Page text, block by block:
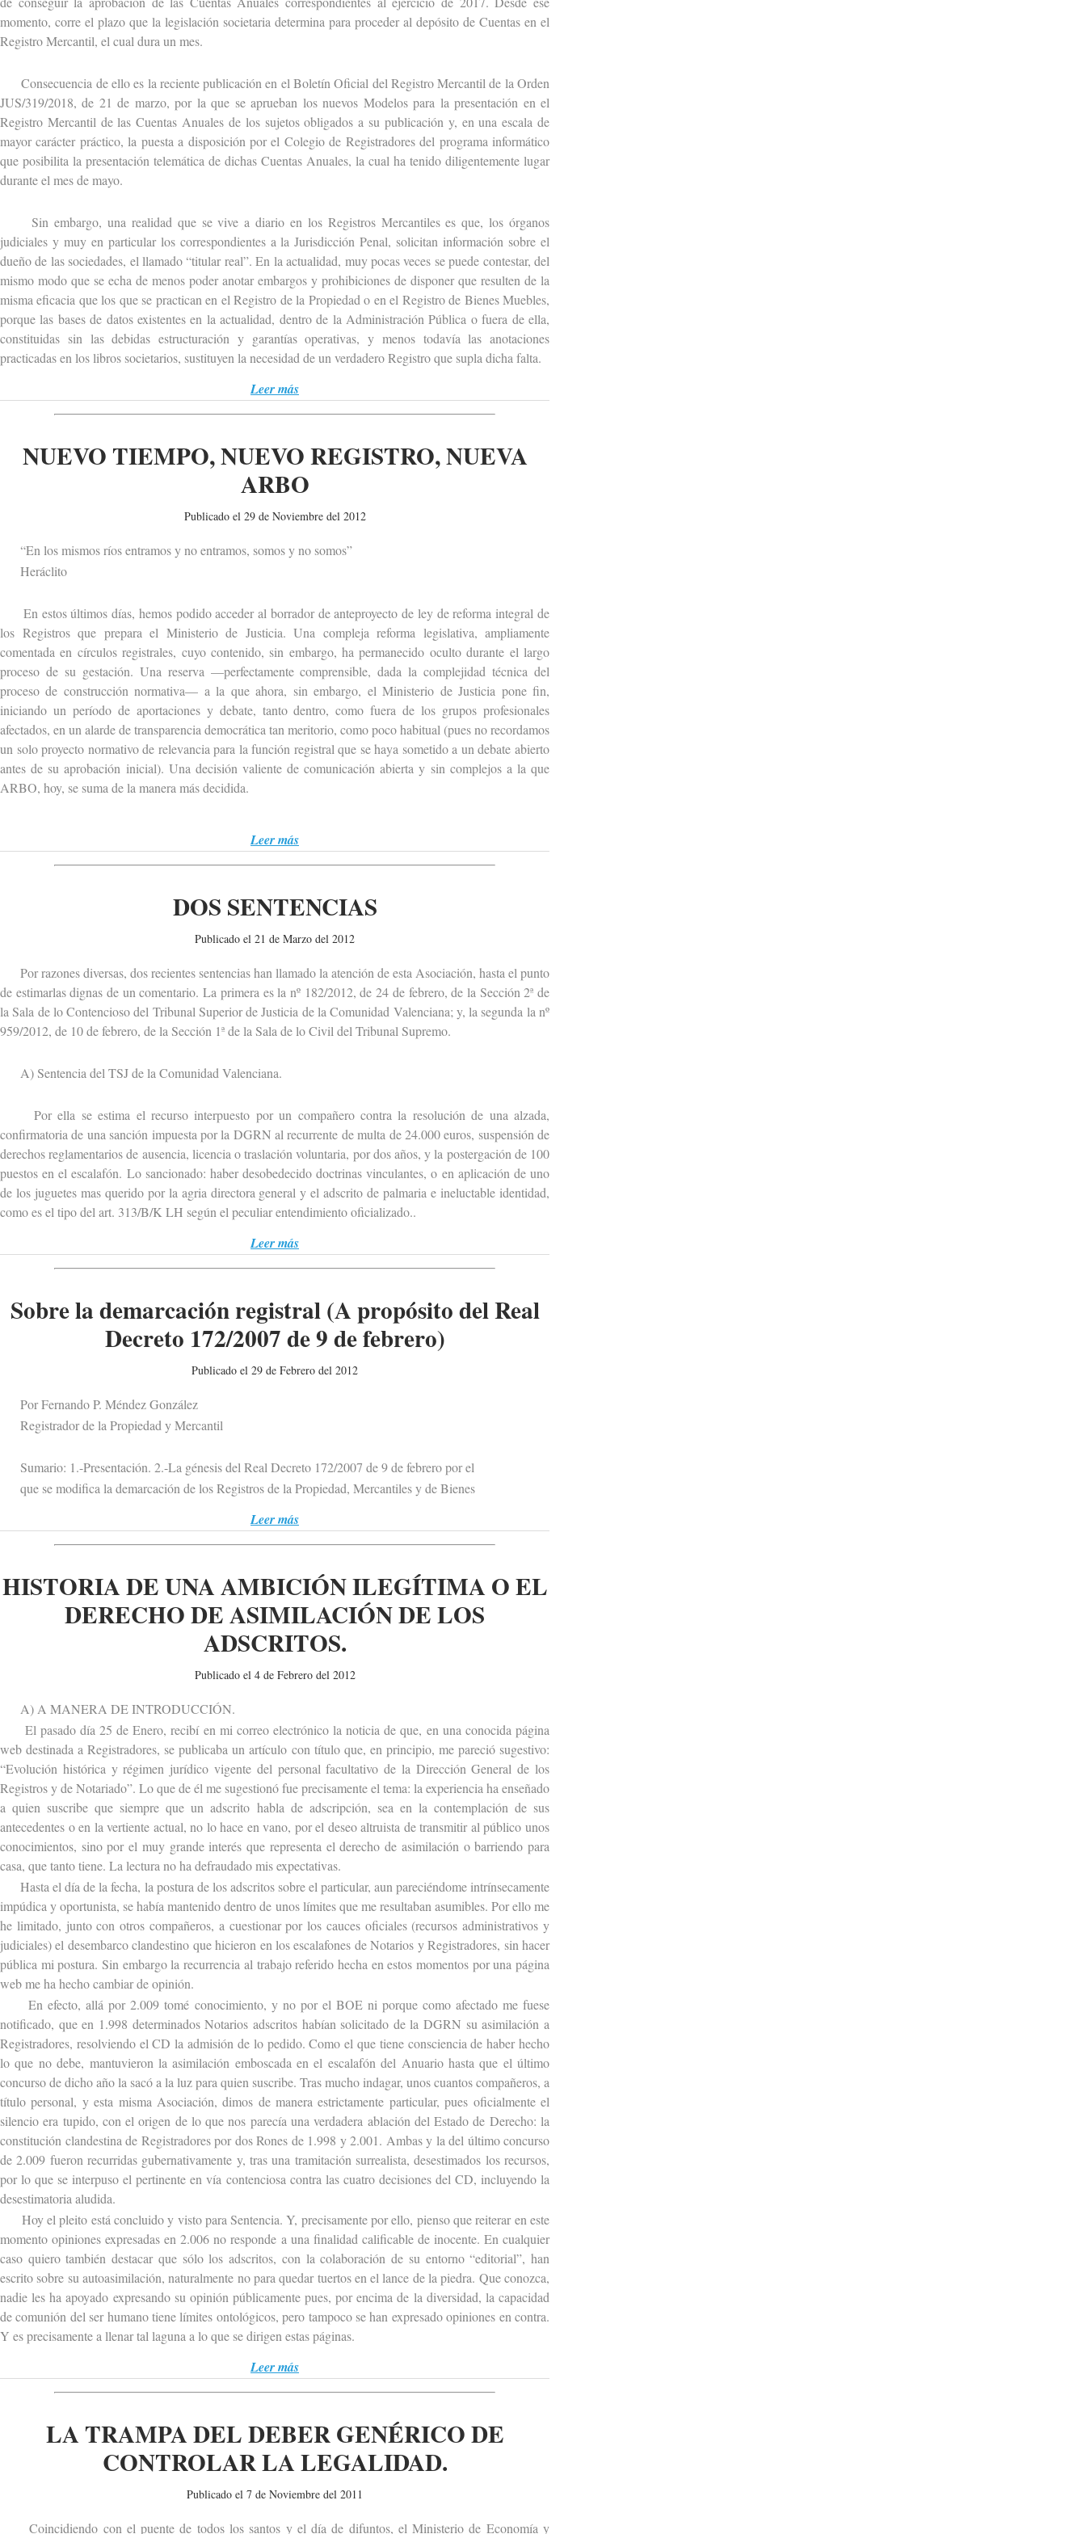
momento, corre el plazo que la legislación societaria determina para proceder al depósito de Cuentas en el
Registro Mercantil, el cual dura un mes.
Consecuencia de ello es la reciente publicación en el Boletín Oficial del Registro Mercantil de la Orden
JUS/319/2018, de 21 de marzo, por la que se aprueban los nuevos Modelos para la presentación en el
Registro Mercantil de las Cuentas Anuales de los sujetos obligados a su publicación y, en una escala de
mayor carácter práctico, la puesta a disposición por el Colegio de Registradores del programa informático
que posibilita la presentación telemática de dichas Cuentas Anuales, la cual ha tenido diligentemente lugar
durante el mes de mayo.
Sin embargo, una realidad que se vive a diario en los Registros Mercantiles es que, los órganos
judiciales y muy en particular los correspondientes a la Jurisdicción Penal, solicitan información sobre el
dueño de las sociedades, el llamado “titular real”. En la actualidad, muy pocas veces se puede contestar, del
mismo modo que se echa de menos poder anotar embargos y prohibiciones de disponer que resulten de la
misma eficacia que los que se practican en el Registro de la Propiedad o en el Registro de Bienes Muebles,
porque las bases de datos existentes en la actualidad, dentro de la Administración Pública o fuera de ella,
constituidas sin las debidas estructuración y garantías operativas, y menos todavía las anotaciones
practicadas en los libros societarios, sustituyen la necesidad de un verdadero Registro que supla dicha falta.
Leer más
NUEVO TIEMPO, NUEVO REGISTRO, NUEVA
ARBO
Publicado el 29 de Noviembre del 2012
“En los mismos ríos entramos y no entramos, somos y no somos”
Heráclito
En estos últimos días, hemos podido acceder al borrador de anteproyecto de ley de reforma integral de
los Registros que prepara el Ministerio de Justicia. Una compleja reforma legislativa, ampliamente
comentada en círculos registrales, cuyo contenido, sin embargo, ha permanecido oculto durante el largo
proceso de su gestación. Una reserva —perfectamente comprensible, dada la complejidad técnica del
proceso de construcción normativa— a la que ahora, sin embargo, el Ministerio de Justicia pone fin,
iniciando un período de aportaciones y debate, tanto dentro, como fuera de los grupos profesionales
afectados, en un alarde de transparencia democrática tan meritorio, como poco habitual (pues no recordamos
un solo proyecto normativo de relevancia para la función registral que se haya sometido a un debate abierto
antes de su aprobación inicial). Una decisión valiente de comunicación abierta y sin complejos a la que
ARBO, hoy, se suma de la manera más decidida.
Leer más
DOS SENTENCIAS
Publicado el 21 de Marzo del 2012
Por razones diversas, dos recientes sentencias han llamado la atención de esta Asociación, hasta el punto
de estimarlas dignas de un comentario. La primera es la nº 182/2012, de 24 de febrero, de la Sección 2ª de
la Sala de lo Contencioso del Tribunal Superior de Justicia de la Comunidad Valenciana; y, la segunda la nº
959/2012, de 10 de febrero, de la Sección 1ª de la Sala de lo Civil del Tribunal Supremo.
A) Sentencia del TSJ de la Comunidad Valenciana.
Por ella se estima el recurso interpuesto por un compañero contra la resolución de una alzada,
confirmatoria de una sanción impuesta por la DGRN al recurrente de multa de 24.000 euros, suspensión de
derechos reglamentarios de ausencia, licencia o traslación voluntaria, por dos años, y la postergación de 100
puestos en el escalafón. Lo sancionado: haber desobedecido doctrinas vinculantes, o en aplicación de uno
de los juguetes mas querido por la agria directora general y el adscrito de palmaria e ineluctable identidad,
como es el tipo del art. 313/B/K LH según el peculiar entendimiento oficializado..
Leer más
Sobre la demarcación registral (A propósito del Real
Decreto 172/2007 de 9 de febrero)
Publicado el 29 de Febrero del 2012
Por Fernando P. Méndez González
Registrador de la Propiedad y Mercantil
Sumario: 1.-Presentación. 2.-La génesis del Real Decreto 172/2007 de 9 de febrero por el
que se modifica la demarcación de los Registros de la Propiedad, Mercantiles y de Bienes
Leer más
HISTORIA DE UNA AMBICIÓN ILEGÍTIMA O EL
DERECHO DE ASIMILACIÓN DE LOS
ADSCRITOS.
Publicado el 4 de Febrero del 2012
A) A MANERA DE INTRODUCCIÓN.
El pasado día 25 de Enero, recibí en mi correo electrónico la noticia de que, en una conocida página
web destinada a Registradores, se publicaba un artículo con título que, en principio, me pareció sugestivo:
“Evolución histórica y régimen jurídico vigente del personal facultativo de la Dirección General de los
Registros y de Notariado”. Lo que de él me sugestionó fue precisamente el tema: la experiencia ha enseñado
a quien suscribe que siempre que un adscrito habla de adscripción, sea en la contemplación de sus
antecedentes o en la vertiente actual, no lo hace en vano, por el deseo altruista de transmitir al público unos
conocimientos, sino por el muy grande interés que representa el derecho de asimilación o barriendo para
casa, que tanto tiene. La lectura no ha defraudado mis expectativas.
Hasta el día de la fecha, la postura de los adscritos sobre el particular, aun pareciéndome intrínsecamente
impúdica y oportunista, se había mantenido dentro de unos límites que me resultaban asumibles. Por ello me
he limitado, junto con otros compañeros, a cuestionar por los cauces oficiales (recursos administrativos y
judiciales) el desembarco clandestino que hicieron en los escalafones de Notarios y Registradores, sin hacer
pública mi postura. Sin embargo la recurrencia al trabajo referido hecha en estos momentos por una página
web me ha hecho cambiar de opinión.
En efecto, allá por 2.009 tomé conocimiento, y no por el BOE ni porque como afectado me fuese
notificado, que en 1.998 determinados Notarios adscritos habían solicitado de la DGRN su asimilación a
Registradores, resolviendo el CD la admisión de lo pedido. Como el que tiene consciencia de haber hecho
lo que no debe, mantuvieron la asimilación emboscada en el escalafón del Anuario hasta que el último
concurso de dicho año la sacó a la luz para quien suscribe. Tras mucho indagar, unos cuantos compañeros, a
título personal, y esta misma Asociación, dimos de manera estrictamente particular, pues oficialmente el
silencio era tupido, con el origen de lo que nos parecía una verdadera ablación del Estado de Derecho: la
constitución clandestina de Registradores por dos Rones de 1.998 y 2.001. Ambas y la del último concurso
de 2.009 fueron recurridas gubernativamente y, tras una tramitación surrealista, desestimados los recursos,
por lo que se interpuso el pertinente en vía contenciosa contra las cuatro decisiones del CD, incluyendo la
desestimatoria aludida.
Hoy el pleito está concluido y visto para Sentencia. Y, precisamente por ello, pienso que reiterar en este
momento opiniones expresadas en 2.006 no responde a una finalidad calificable de inocente. En cualquier
caso quiero también destacar que sólo los adscritos, con la colaboración de su entorno “editorial”, han
escrito sobre su autoasimilación, naturalmente no para quedar tuertos en el lance de la piedra. Que conozca,
nadie les ha apoyado expresando su opinión públicamente pues, por encima de la diversidad, la capacidad
de comunión del ser humano tiene límites ontológicos, pero tampoco se han expresado opiniones en contra.
Y es precisamente a llenar tal laguna a lo que se dirigen estas páginas.
Leer más
LA TRAMPA DEL DEBER GENÉRICO DE
CONTROLAR LA LEGALIDAD.
Publicado el 7 de Noviembre del 2011
Coincidiendo con el puente de todos los santos y el día de difuntos, el Ministerio de Economía y